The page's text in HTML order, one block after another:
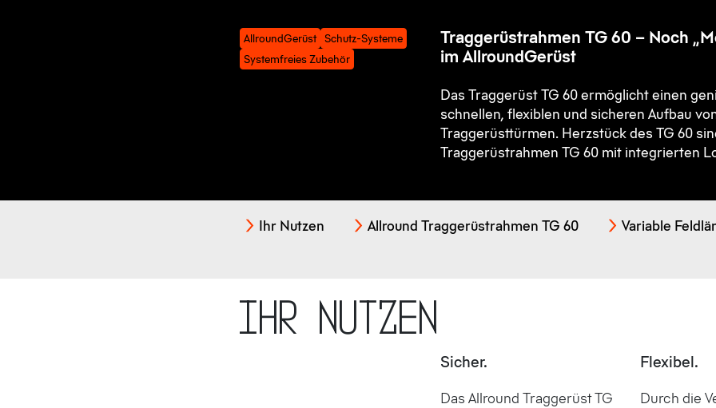
AllroundGerüst Schutz-Systeme
Systemfreies Zubehör
Traggerüstrahmen TG 60 – Noch
im AllroundGerüst
Das Traggerüst TG 60 ermöglicht einen
schnellen, flexiblen und sicheren Aufbau
Traggerüsttürmen. Herzstück des TG 60
Traggerüstrahmen TG 60 mit integrierten
Ihr Nutzen Allround Traggerüstrahmen TG 60 Variable
Ihr Nutzen
Sicher.
Das Allround Traggerüst TG
Flexibel.
Durch die